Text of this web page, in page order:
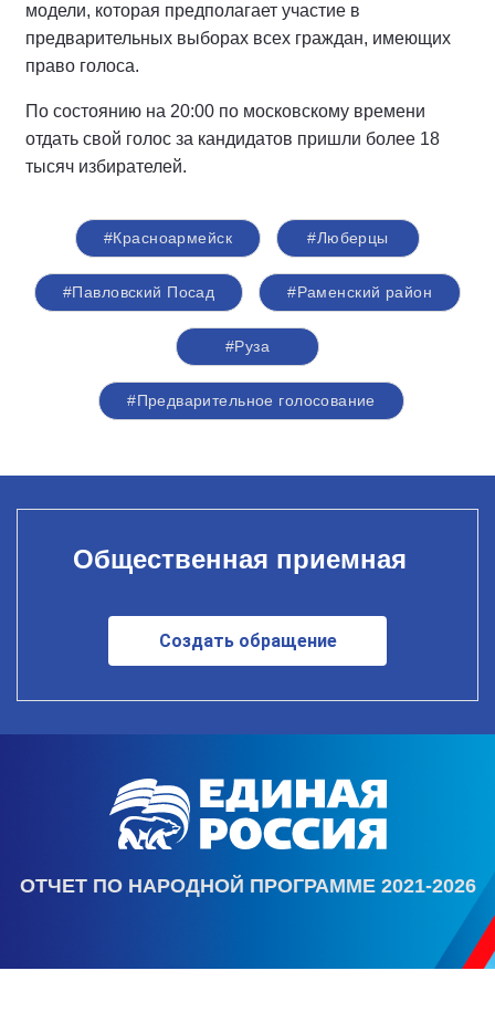
модели, которая предполагает участие в
предварительных выборах всех граждан, имеющих
право голоса.
По состоянию на 20:00 по московскому времени
отдать свой голос за кандидатов пришли более 18
тысяч избирателей.
#Красноармейск #Люберцы
#Павловский Посад #Раменский район
#Руза
#Предварительное голосование
Общественная приемная
Создать обращение
ОТЧЕТ ПО НАРОДНОЙ ПРОГРАММЕ 2021-2026